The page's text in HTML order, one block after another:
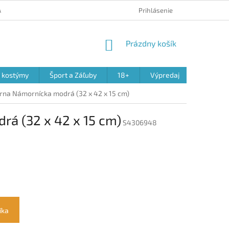
PRODUKTOV OBCHODNÉ PODMIENKY
Prihlásenie
NÁKUPNÝ
Prázdny košík
kostýmy Šport a Záľuby 18+ Výpredaj
Námornícka modrá (32 x 42 x 15 cm)
(32 x 42 x 15 cm) S4306948